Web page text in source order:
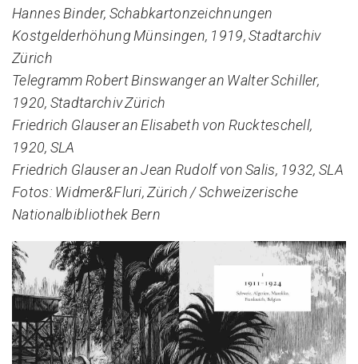
Hannes Binder, Schabkartonzeichnungen
Kostgelderhöhung Münsingen, 1919, Stadtarchiv
Zürich
Telegramm Robert Binswanger an Walter Schiller,
1920, Stadtarchiv Zürich
Friedrich Glauser an Elisabeth von Ruckteschell,
1920, SLA
Friedrich Glauser an Jean Rudolf von Salis, 1932, SLA
Fotos: Widmer&Fluri, Zürich / Schweizerische
Nationalbibliothek Bern